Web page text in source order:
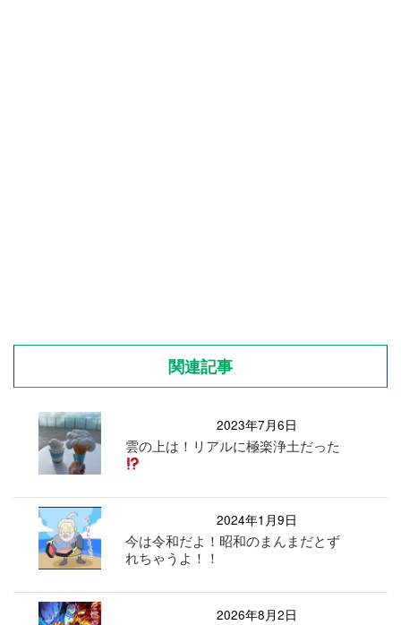
関連記事
2023年7月6日
雲の上は！リアルに極楽浄土だった
2024年1月9日
今は令和だよ！昭和のまんまだとず
れちゃうよ！！
2026年8月2日